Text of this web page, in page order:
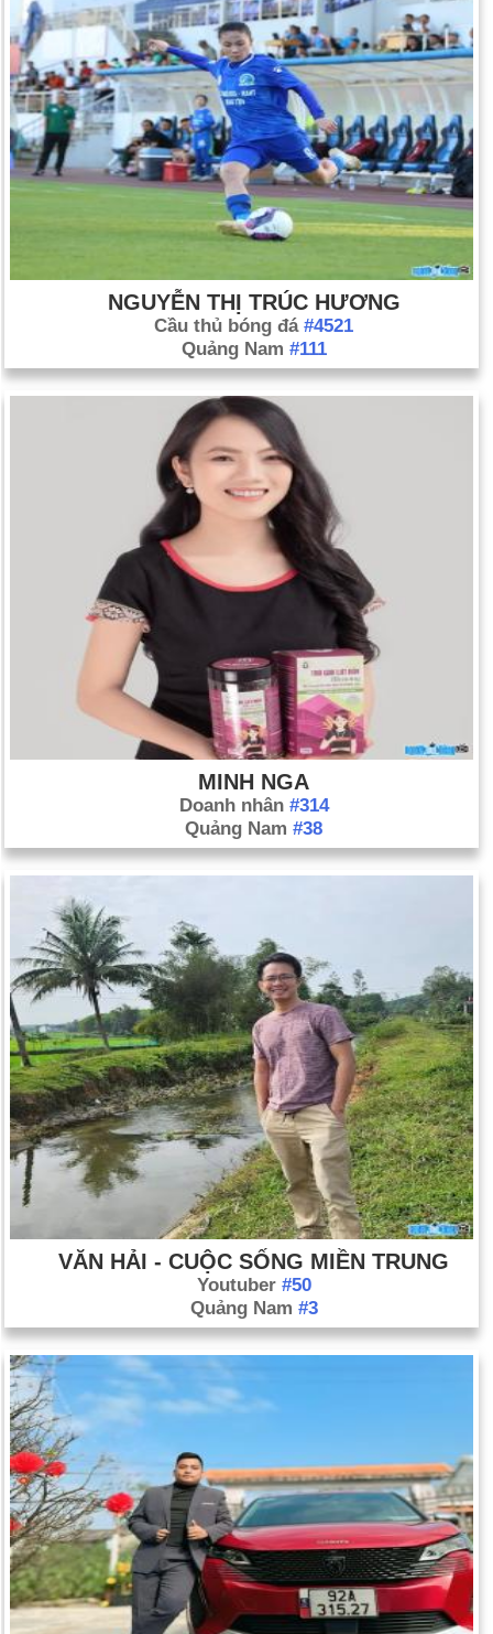
NGUYỄN THỊ TRÚC HƯƠNG
Cầu thủ bóng đá #4521
Quảng Nam #111
MINH NGA
Doanh nhân #314
Quảng Nam #38
VĂN HẢI - CUỘC SỐNG MIỀN TRUNG
Youtuber #50
Quảng Nam #3